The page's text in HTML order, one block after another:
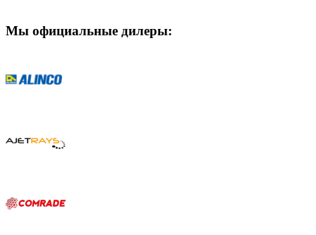
Мы официальные дилеры: